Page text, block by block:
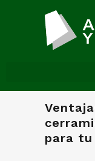
para tu